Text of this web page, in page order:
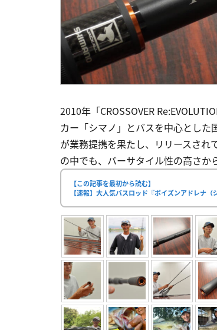
2010年「CROSSOVER
カー「シマノ」とバスを中心とした
が業務提携を果たし、リリースされ
の中でも、バーサタイル性の高さ
【この記事を最初から読む】
【速報】大人気バスロッド『ポイズンアドレナ